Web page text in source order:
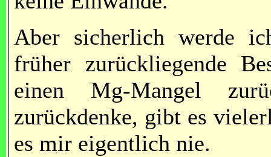
Aber sicherlich werde
früher zurückliegende
einen Mg-Mangel
zurückdenke, gibt es
es mir eigentlich nie.